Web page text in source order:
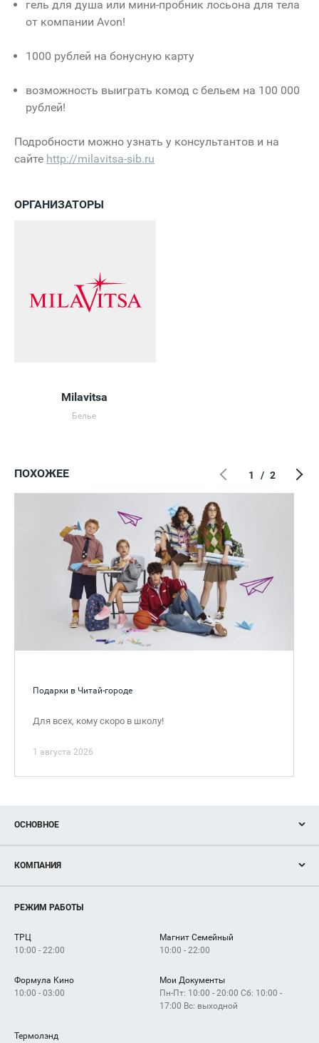
гель для душа или мини-пробник лосьона для тела
от компании Avon!
1000 рублей на бонусную карту
возможность выиграть комод с бельем на 100 000
рублей!
Подробности можно узнать у консультантов и на
сайте http://milavitsa-sib.ru
ОРГАНИЗАТОРЫ
Milavitsa
Белье
ПОХОЖЕЕ
Подарки в Читай-городе
Для всех, кому скоро в школу!
1 августа 2026
1 / 2
ОСНОВНОЕ
Новости
Магазины
Услуги
КОМПАНИЯ
Рекламодателям
Как добраться
РЕЖИМ РАБОТЫ
ТРЦ
10:00 - 22:00
Магнит Семейный
10:00 - 22:00
Формула Кино
10:00 - 03:00
Мои Документы
Пн-Пт: 10:00 - 20:00 Сб: 10:00 -
17:00 Вс: выходной
Термолэнд